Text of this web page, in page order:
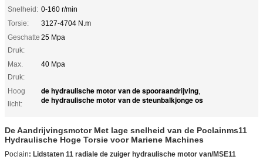
Snelheid: 0-160 r/min
Torsie:
3127-4704 N.m
Geschatte
Druk:
25 Mpa
Max.
Druk:
40 Mpa
Hoog
licht:
de hydraulische motor van de spooraandrijving,
de hydraulische motor van de steunbalkjonge os
De Aandrijvingsmotor Met lage snelheid van de Poclainms11
Hydraulische Hoge Torsie voor Mariene Machines
Poclain: Lidstaten 11 radiale de zuiger hydraulische motor van/MSE11